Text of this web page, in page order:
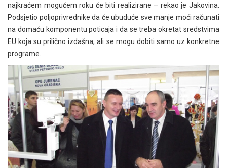
najkraćem mogućem roku će biti realizirane – rekao je Jakovina.
Podsjetio poljoprivrednike da će ubuduće sve manje moći računati
na domaću komponentu poticaja i da se treba okretat sredstvima
EU koja su prilično izdašna, ali se mogu dobiti samo uz konkretne
programe.